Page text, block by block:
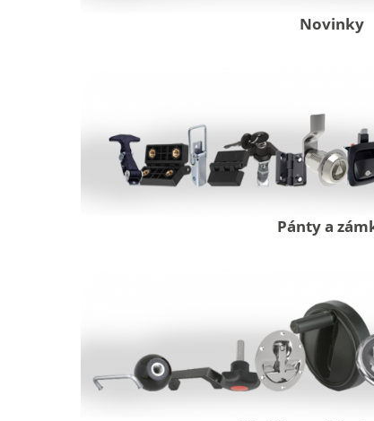
Novinky
Pánty a